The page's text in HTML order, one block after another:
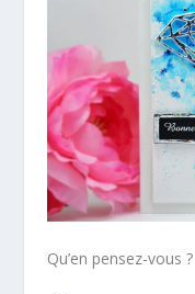
Qu’en pensez-vous ?